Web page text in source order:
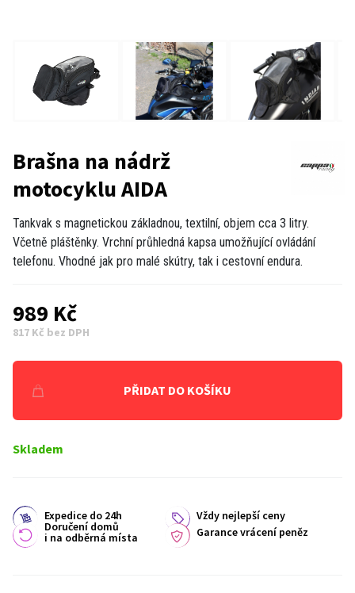
Brašna na nádrž
motocyklu AIDA
Tankvak s magnetickou základnou, textilní, objem cca 3 litry.
Včetně pláštěnky. Vrchní průhledná kapsa umožňující ovládání
telefonu. Vhodné jak pro malé skútry, tak i cestovní endura.
989 Kč
817 Kč bez DPH
PŘIDAT DO KOŠÍKU
Skladem
Expedice do 24h Vždy nejlepší ceny
Doručení domů
i na odběrná místa Garance vrácení peněz